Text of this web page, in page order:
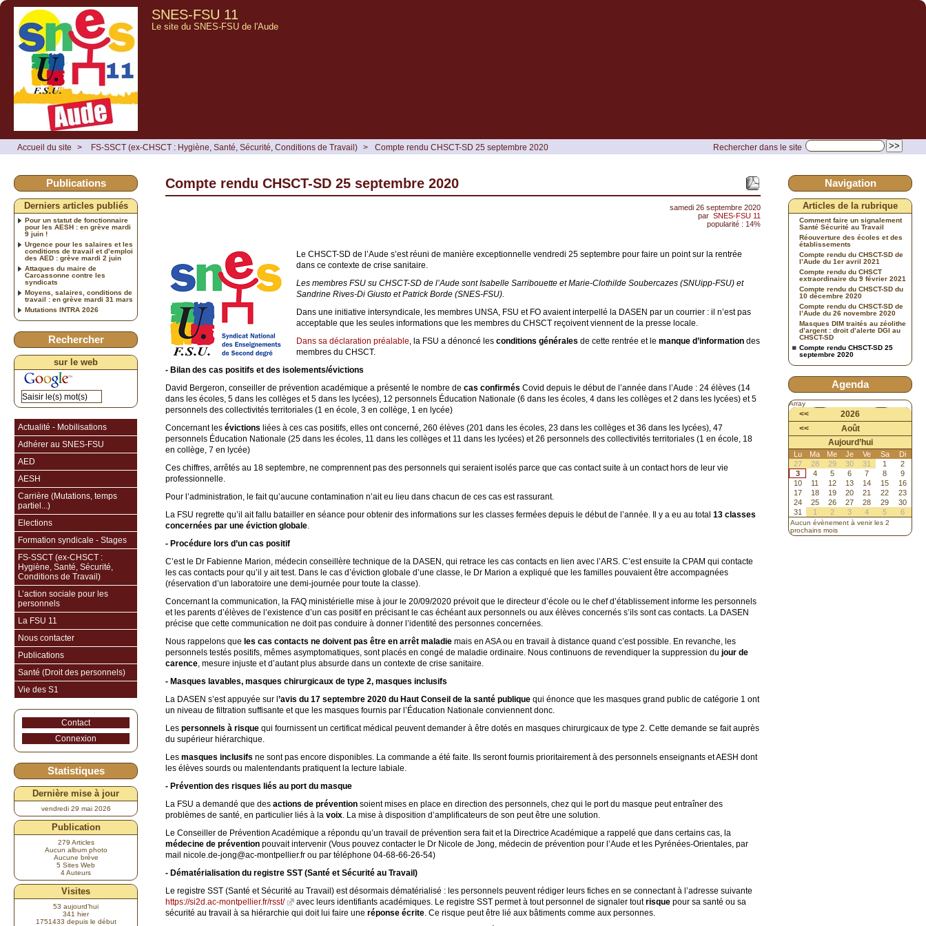
SNES-FSU 11
Le site du SNES-FSU de l'Aude
Rechercher dans le site
Accueil du site > FS-SSCT (ex-CHSCT : Hygiène, Santé, Sécurité, Conditions de Travail) > Compte rendu CHSCT-SD 25 septembre 2020
Compte rendu CHSCT-SD 25 septembre 2020
samedi 26 septembre 2020
par SNES-FSU 11
popularité : 14%
Le CHSCT-SD de l’Aude s’est réuni de manière exceptionnelle vendredi 25 septembre pour faire un point sur la rentrée
dans ce contexte de crise sanitaire.
Les membres FSU su CHSCT-SD de l’Aude sont Isabelle Sarribouette et Marie-Clothilde Soubercazes (SNUipp-FSU) et
Sandrine Rives-Di Giusto et Patrick Borde (SNES-FSU).
Dans une initiative intersyndicale, les membres UNSA, FSU et FO avaient interpellé la DASEN par un courrier : il n’est pas
acceptable que les seules informations que les membres du CHSCT reçoivent viennent de la presse locale.
Dans sa déclaration préalable, la FSU a dénoncé les conditions générales de cette rentrée et le manque d’information des
membres du CHSCT.
- Bilan des cas positifs et des isolements/évictions
David Bergeron, conseiller de prévention académique a présenté le nombre de cas confirmés Covid depuis le début de l’année dans l’Aude : 24 élèves (14
dans les écoles, 5 dans les collèges et 5 dans les lycées), 12 personnels Éducation Nationale (6 dans les écoles, 4 dans les collèges et 2 dans les lycées) et 5
personnels des collectivités territoriales (1 en école, 3 en collège, 1 en lycée)
Concernant les évictions liées à ces cas positifs, elles ont concerné, 260 élèves (201 dans les écoles, 23 dans les collèges et 36 dans les lycées), 47
personnels Éducation Nationale (25 dans les écoles, 11 dans les collèges et 11 dans les lycées) et 26 personnels des collectivités territoriales (1 en école, 18
en collège, 7 en lycée)
Ces chiffres, arrêtés au 18 septembre, ne comprennent pas des personnels qui seraient isolés parce que cas contact suite à un contact hors de leur vie
professionnelle.
Pour l’administration, le fait qu’aucune contamination n’ait eu lieu dans chacun de ces cas est rassurant.
La FSU regrette qu’il ait fallu batailler en séance pour obtenir des informations sur les classes fermées depuis le début de l’année. Il y a eu au total 13 classes
concernées par une éviction globale.
- Procédure lors d’un cas positif
C’est le Dr Fabienne Marion, médecin conseillère technique de la DASEN, qui retrace les cas contacts en lien avec l’ARS. C’est ensuite la CPAM qui contacte
les cas contacts pour qu’il y ait test. Dans le cas d’éviction globale d’une classe, le Dr Marion a expliqué que les familles pouvaient être accompagnées
(réservation d’un laboratoire une demi-journée pour toute la classe).
Concernant la communication, la FAQ ministérielle mise à jour le 20/09/2020 prévoit que le directeur d’école ou le chef d’établissement informe les personnels
et les parents d’élèves de l’existence d’un cas positif en précisant le cas échéant aux personnels ou aux élèves concernés s’ils sont cas contacts. La DASEN
précise que cette communication ne doit pas conduire à donner l’identité des personnes concernées.
Nous rappelons que les cas contacts ne doivent pas être en arrêt maladie mais en ASA ou en travail à distance quand c’est possible. En revanche, les
personnels testés positifs, mêmes asymptomatiques, sont placés en congé de maladie ordinaire. Nous continuons de revendiquer la suppression du jour de
carence, mesure injuste et d’autant plus absurde dans un contexte de crise sanitaire.
- Masques lavables, masques chirurgicaux de type 2, masques inclusifs
La DASEN s’est appuyée sur l ’avis du 17 septembre 2020 du Haut Conseil de la santé publique qui énonce que les masques grand public de catégorie 1 ont
un niveau de filtration suffisante et que les masques fournis par l’Éducation Nationale conviennent donc.
Les personnels à risque qui fournissent un certificat médical peuvent demander à être dotés en masques chirurgicaux de type 2. Cette demande se fait auprès
du supérieur hiérarchique.
Les masques inclusifs ne sont pas encore disponibles. La commande a été faite. Ils seront fournis prioritairement à des personnels enseignants et AESH dont
les élèves sourds ou malentendants pratiquent la lecture labiale.
- Prévention des risques liés au port du masque
La FSU a demandé que des actions de prévention soient mises en place en direction des personnels, chez qui le port du masque peut entraîner des
problèmes de santé, en particulier liés à la voix. La mise à disposition d’amplificateurs de son peut être une solution.
Le Conseiller de Prévention Académique a répondu qu’un travail de prévention sera fait et la Directrice Académique a rappelé que dans certains cas, la
médecine de prévention pouvait intervenir (Vous pouvez contacter le Dr Nicole de Jong, médecin de prévention pour l’Aude et les Pyrénées-Orientales, par
mail nicole.de-jong@ac-montpellier.fr ou par téléphone 04-68-66-26-54)
- Dématérialisation du registre SST (Santé et Sécurité au Travail)
Le registre SST (Santé et Sécurité au Travail) est désormais dématérialisé : les personnels peuvent rédiger leurs fiches en se connectant à l’adresse suivante
https://si2d.ac-montpellier.fr/rsst/
avec leurs identifiants académiques. Le registre SST permet à tout personnel de signaler toutrisque pour sa santé ou sa
sécurité au travail à sa hiérarchie qui doit lui faire une réponse écrite. Ce risque peut être lié aux bâtiments comme aux personnes.
Publications
Derniers articles publiés
Pour un statut de fonctionnaire
pour les AESH : en grève mardi
9 juin !
Urgence pour les salaires et les
conditions de travail et d’emploi
des AED : grève mardi 2 juin
Attaques du maire de
Carcassonne contre les
syndicats
Moyens, salaires, conditions de
travail : en grève mardi 31 mars
Mutations INTRA 2026
Rechercher
sur le web
Actualité - Mobilisations
Adhérer au SNES-FSU
AED
AESH
Carrière (Mutations, temps
partiel...)
Elections
Formation syndicale - Stages
FS-SSCT (ex-CHSCT :
Hygiène, Santé, Sécurité,
Conditions de Travail)
L’action sociale pour les
personnels
La FSU 11
Nous contacter
Publications
Santé (Droit des personnels)
Vie des S1
Contact
Connexion
Statistiques
Dernière mise à jour
vendredi 29 mai 2026
Publication
279 Articles
Aucun album photo
Aucune brève
5 Sites Web
4 Auteurs
Visites
53 aujourd’hui
341 hier
1751433 depuis le début
Navigation
Articles de la rubrique
Comment faire un signalement
Santé Sécurité au Travail
Réouverture des écoles et des
établissements
Compte rendu du CHSCT-SD de
l’Aude du 1er avril 2021
Compte rendu du CHSCT
extraordinaire du 9 février 2021
Compte rendu du CHSCT-SD du
10 décembre 2020
Compte rendu du CHSCT-SD de
l’Aude du 26 novembre 2020
Masques DIM traités au zéolithe
d’argent : droit d’alerte DGI au
CHSCT-SD
Compte rendu CHSCT-SD 25
septembre 2020
Agenda
Array
<<
2026
<<
Août
Aujourd’hui
Lu Ma Me Je Ve Sa
Di
27
28 29 30 31 1
2
3
4 5 6 7 8
9
10
11 12 13 14 15
16
17
18 19 20 21 22
23
24
25 26 27 28 29
30
31
1 2 3 4 5 6
Aucun évènement à venir les 2
prochains mois